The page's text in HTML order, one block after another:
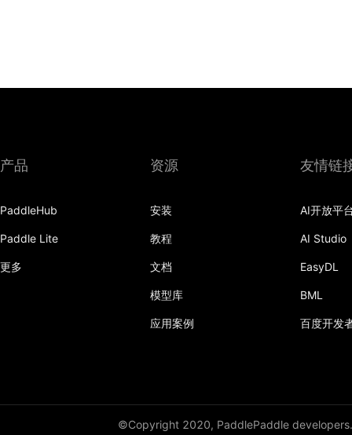
产品
PaddleHub
Paddle Lite
更多
资源
安装
教程
文档
模型库
应用案例
友情链
AI开放平
AI Studio
EasyDL
BML
百度开发
©Copyright 2020, PaddlePaddle developers.